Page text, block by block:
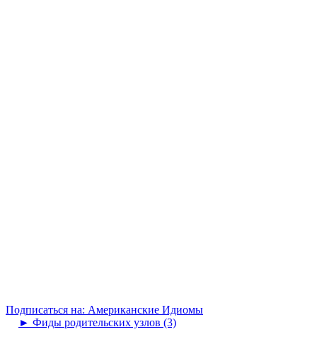
Подписаться на: Американские Идиомы
► Фиды родительских узлов (3)